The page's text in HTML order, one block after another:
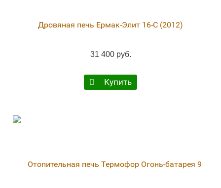
Дровяная печь Ермак-Элит 16-С (2012)
31 400 руб.
Купить